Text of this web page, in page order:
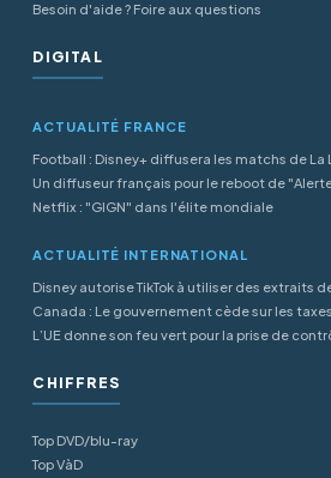
Besoin d'aide ? Foire aux questions
DIGITAL
ACTUALITÉ FRANCE
Football : Disney+ diffusera les matchs de La
Un diffuseur français pour le reboot de
Netflix : "GIGN" dans l'élite mondiale
ACTUALITÉ INTERNATIONAL
Disney autorise TikTok à utiliser des extraits
Canada : Le gouvernement cède sur les
L’UE donne son feu vert pour la prise de
CHIFFRES
Top DVD/blu-ray
Top VàD